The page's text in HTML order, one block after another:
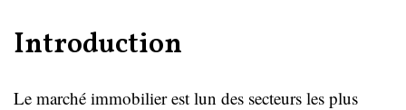
Introduction
Le marché immobilier est lun des secteurs les plus